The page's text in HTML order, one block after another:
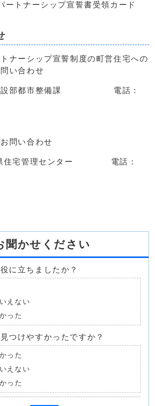
ートナーシップ宣誓書受領カード
ナーシップ宣誓制度の町営住宅への
い合わせ
建設部都市整備課 電話：
問い合わせ
住宅管理センター 電話：
聞かせください
に立ちましたか？
えない
った
つけやすかったですか？
った
えない
った